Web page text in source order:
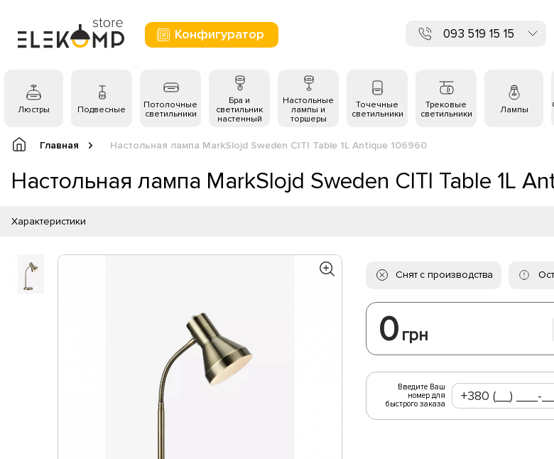
Конфигуратор 093 519 15 15
Люстры Подвесные
Потолочные
светильники
Бра и
светильник
настенный
Настольные
лампы и
торшеры
Точечные
светильники
Трековые
светильники
Лампы
Главная Настольная лампа MarkSlojd Sweden CITI Table 1L Antique 106960
Настольная лампа MarkSlojd Sweden CITI Table 1L
Характеристики
Снят с производства
0 грн
Введите Ваш
номер для
быстрого заказа